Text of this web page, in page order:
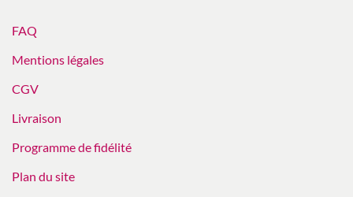
FAQ
Mentions légales
CGV
Livraison
Programme de fidélité
Plan du site